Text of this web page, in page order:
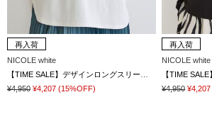
再入荷
NICOLE white
¥4,950 ¥4,207 (15%OFF)
再入荷
NICOLE white
¥4,950 ¥4,207